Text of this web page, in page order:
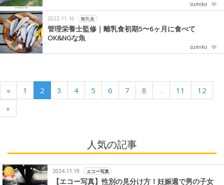
sumiko
2022.11.16 離乳食
管理栄養士監修｜離乳食初期5〜6ヶ月に食べて
OK&NGな魚
sumiko
« 1 2 3 4 5 6 7 8 ... 11
12
»
人気の記事
2024.11.19 エコー写真
【エコー写真】性別の見分け方！妊娠週で男の子女